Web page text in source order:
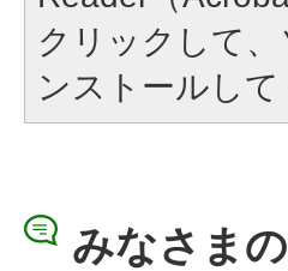
クリックして
ンストールして
みなさま